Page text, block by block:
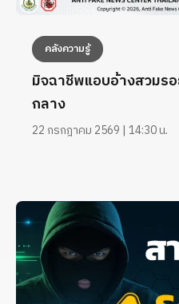
คลังความรู้
มิจฉาชีพแอบอ้างสวมร
กลาง
22 กรกฎาคม 2569 | 14:30 น.